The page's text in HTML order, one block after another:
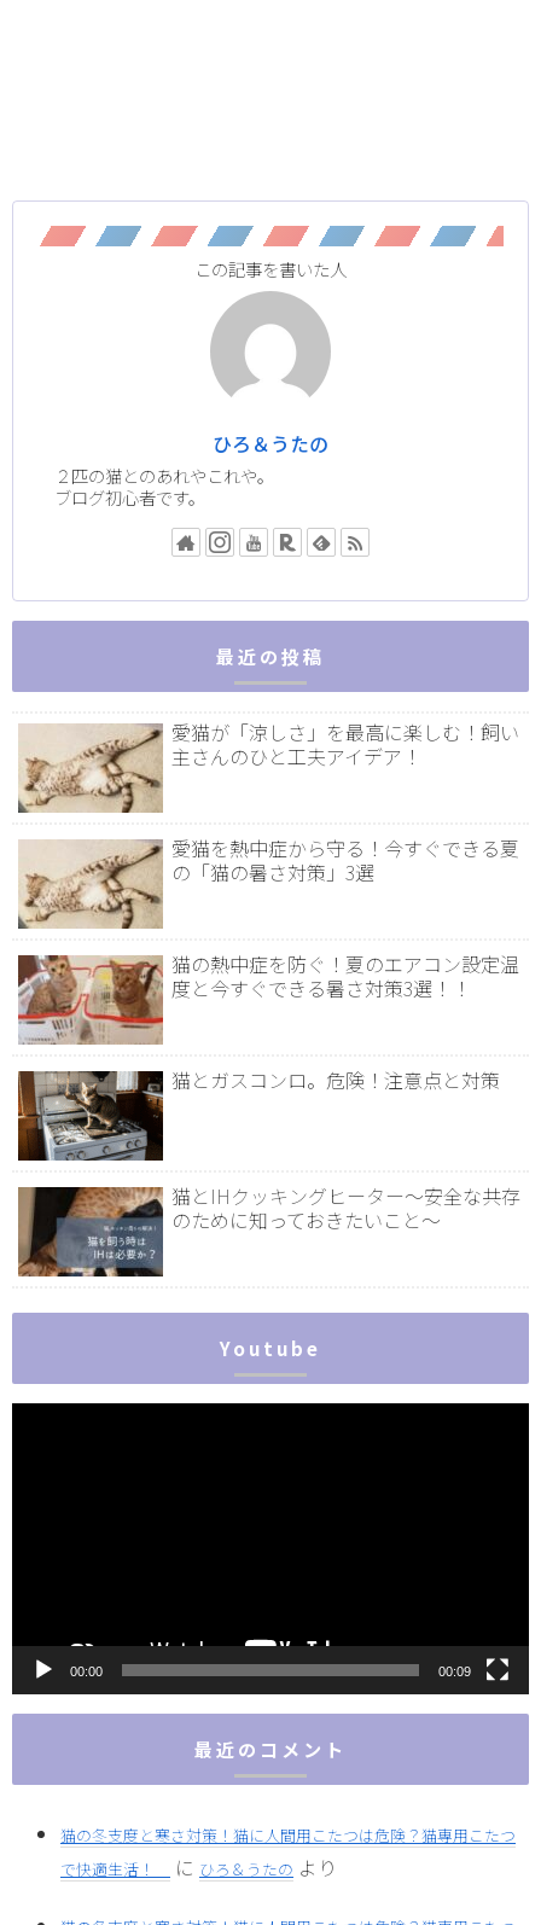
この記事を書いた人
ひろ＆うたの
２匹の猫とのあれやこれや。
ブログ初心者です。
最近の投稿
愛猫が「涼しさ」を最高に楽しむ！飼い
主さんのひと工夫アイデア！
愛猫を熱中症から守る！今すぐできる夏
の「猫の暑さ対策」3選
猫の熱中症を防ぐ！夏のエアコン設定温
度と今すぐできる暑さ対策3選！！
猫とガスコンロ。危険！注意点と対策
猫とIHクッキングヒーター～安全な共存
のために知っておきたいこと～
Youtube
00:00 00:09
最近のコメント
猫の冬支度と寒さ対策！猫に人間用こたつは危険？猫専用こたつ
で快適生活！
に ひろ＆うたの より